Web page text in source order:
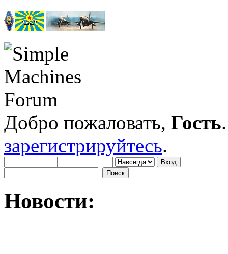
Добро пожаловать, Гость
зарегистрируйтесь.
Новости: